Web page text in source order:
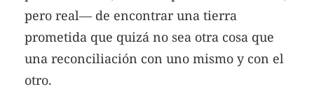
pero real— de encontrar una tierra
prometida que quizá no sea otra cosa que
una reconciliación con uno mismo y con el
otro.